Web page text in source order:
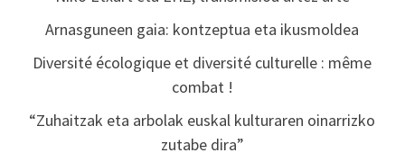
Arnasguneen gaia: kontzeptua eta ikusmoldea
Diversité écologique et diversité culturelle : même
combat !
“Zuhaitzak eta arbolak euskal kulturaren oinarrizko
zutabe dira”